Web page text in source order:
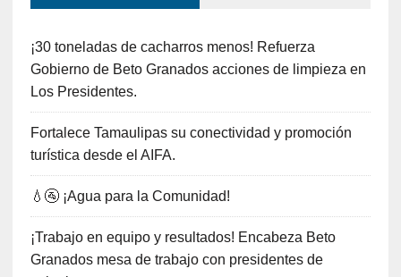
¡30 toneladas de cacharros menos! Refuerza
Gobierno de Beto Granados acciones de limpieza en
Los Presidentes.
Fortalece Tamaulipas su conectividad y promoción
turística desde el AIFA.
💧🚰 ¡Agua para la Comunidad!
¡Trabajo en equipo y resultados! Encabeza Beto
Granados mesa de trabajo con presidentes de